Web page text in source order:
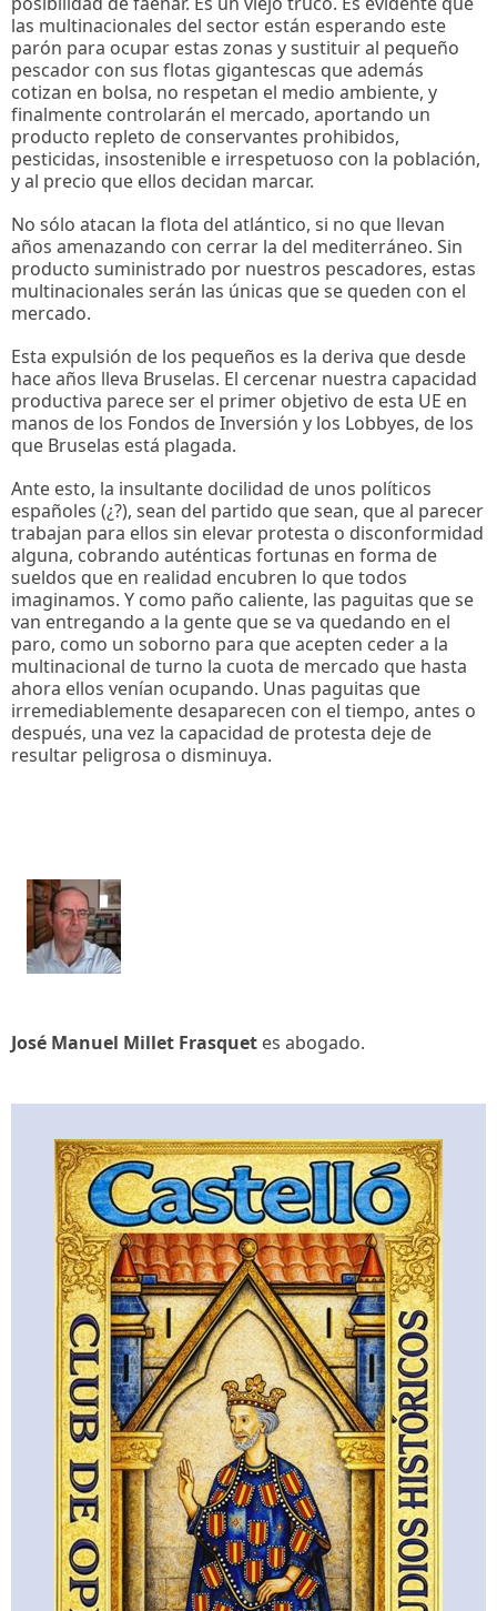
las multinacionales del sector están esperando este
parón para ocupar estas zonas y sustituir al pequeño
pescador con sus flotas gigantescas que además
cotizan en bolsa, no respetan el medio ambiente, y
finalmente controlarán el mercado, aportando un
producto repleto de conservantes prohibidos,
pesticidas, insostenible e irrespetuoso con la población,
y al precio que ellos decidan marcar.
No sólo atacan la flota del atlántico, si no que llevan
años amenazando con cerrar la del mediterráneo. Sin
producto suministrado por nuestros pescadores, estas
multinacionales serán las únicas que se queden con el
mercado.
Esta expulsión de los pequeños es la deriva que desde
hace años lleva Bruselas. El cercenar nuestra capacidad
productiva parece ser el primer objetivo de esta UE en
manos de los Fondos de Inversión y los Lobbyes, de los
que Bruselas está plagada.
Ante esto, la insultante docilidad de unos políticos
españoles (¿?), sean del partido que sean, que al parecer
trabajan para ellos sin elevar protesta o disconformidad
alguna, cobrando auténticas fortunas en forma de
sueldos que en realidad encubren lo que todos
imaginamos. Y como paño caliente, las paguitas que se
van entregando a la gente que se va quedando en el
paro, como un soborno para que acepten ceder a la
multinacional de turno la cuota de mercado que hasta
ahora ellos venían ocupando. Unas paguitas que
irremediablemente desaparecen con el tiempo, antes o
después, una vez la capacidad de protesta deje de
resultar peligrosa o disminuya.
José Manuel Millet Frasquet es abogado.